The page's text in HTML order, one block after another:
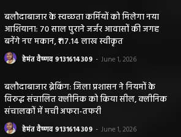
बलौदाबाजार के स्वच्छता कर्मियों को मिलेगा नया
आशियाना: 70 साल पुराने जर्जर आवासों की जगह
बनेंगे नए मकान, ₹117.14 लाख स्वीकृत
हेमंत वैष्णव 9131614309 - June 1, 2026
बलौदाबाजार ब्रेकिंग: जिला प्रशासन ने नियमों के
विरुद्ध संचालित क्लीनिक को किया सील, क्लीनिक
संचालकों में मची अफरा-तफरी
हेमंत वैष्णव 9131614309 - June 1, 2026